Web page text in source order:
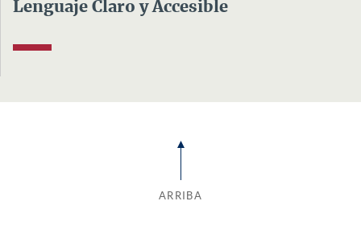
Lenguaje Claro y Accesible
ARRIBA